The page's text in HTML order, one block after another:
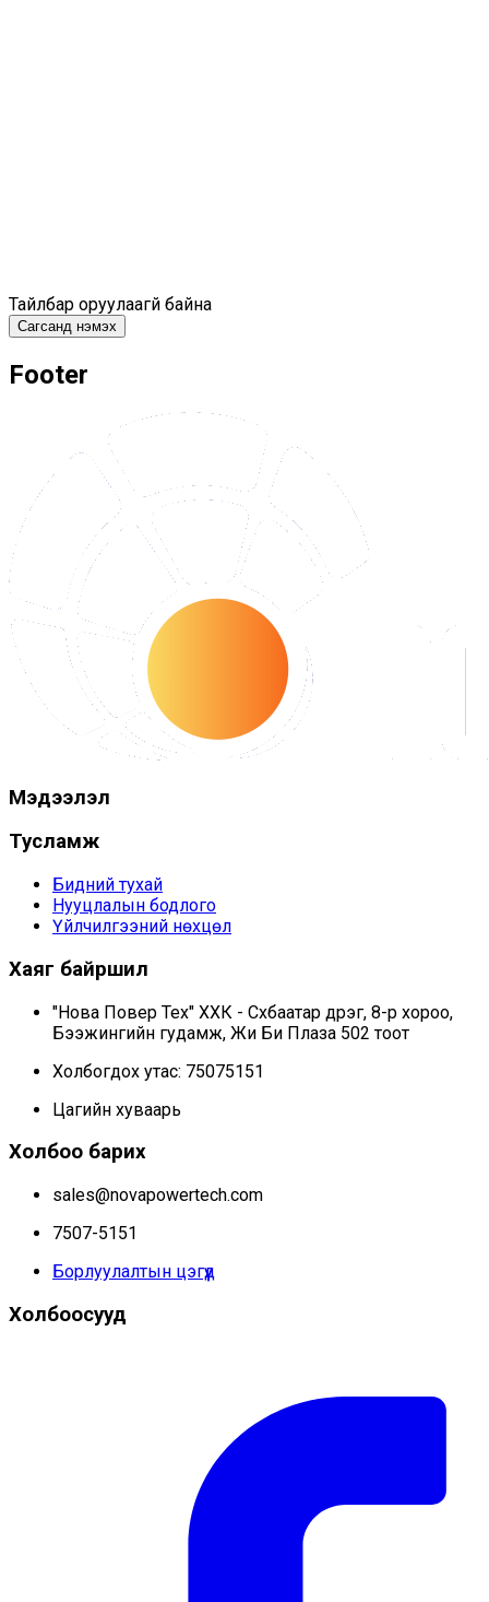
Тайлбар оруулаагүй байна
Сагсанд нэмэх
Footer
Мэдээлэл
Тусламж
Бидний тухай
Нууцлалын бодлого
Үйлчилгээний нөхцөл
Хаяг байршил
"Нова Повер Тех" ХХК - Сүхбаатар дүүрэг, 8-р хороо,
Бээжингийн гудамж, Жи Би Плаза 502 тоот
Холбогдох утас: 75075151
Цагийн хуваарь
Холбоо барих
sales@novapowertech.com
7507-5151
Борлуулалтын цэгүүд
Холбоосууд